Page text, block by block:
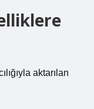
aktarılan